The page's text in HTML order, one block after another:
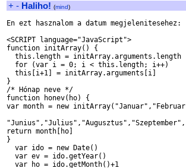
+ - Haliho! (mind)
En ezt hasznalom a datum megjelenitesehez:
<SCRIPT language="JavaScript">
function initArray() {
  this.length = initArray.arguments.length
  for (var i = 0; i < this.length; i++)
  this[i+1] = initArray.arguments[i]
}
/* Hónap neve */
function honev(ho) {
var month = new
return month[ho]
}
  var ido = new Date()
  var ev = ido.getYear()
  var ho = ido.getMonth()+1